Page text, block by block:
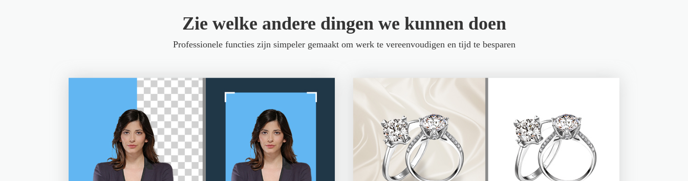
Zie welke andere dingen we kunnen doen
Professionele functies zijn simpeler gemaakt om werk te vereenvoudigen en tijd te besparen